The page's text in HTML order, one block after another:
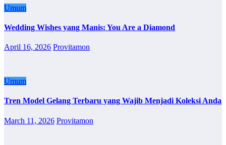
Umum
Wedding Wishes yang Manis: You Are a Diamond
April 16, 2026 Provitamon
Umum
Tren Model Gelang Terbaru yang Wajib Menjadi Koleksi Anda
March 11, 2026 Provitamon